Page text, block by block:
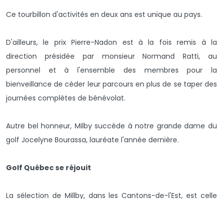
Ce tourbillon d'activités en deux ans est unique au pays.
D'ailleurs, le prix Pierre-Nadon est à la fois remis à la
direction présidée par monsieur Normand Ratti, au
personnel et à l'ensemble des membres pour la
bienveillance de céder leur parcours en plus de se taper des
journées complètes de bénévolat.
Autre bel honneur, Milby succède à notre grande dame du
golf Jocelyne Bourassa, lauréate l'année dernière.
Golf Québec se réjouit
La sélection de Millby, dans les Cantons-de-l'Est, est celle